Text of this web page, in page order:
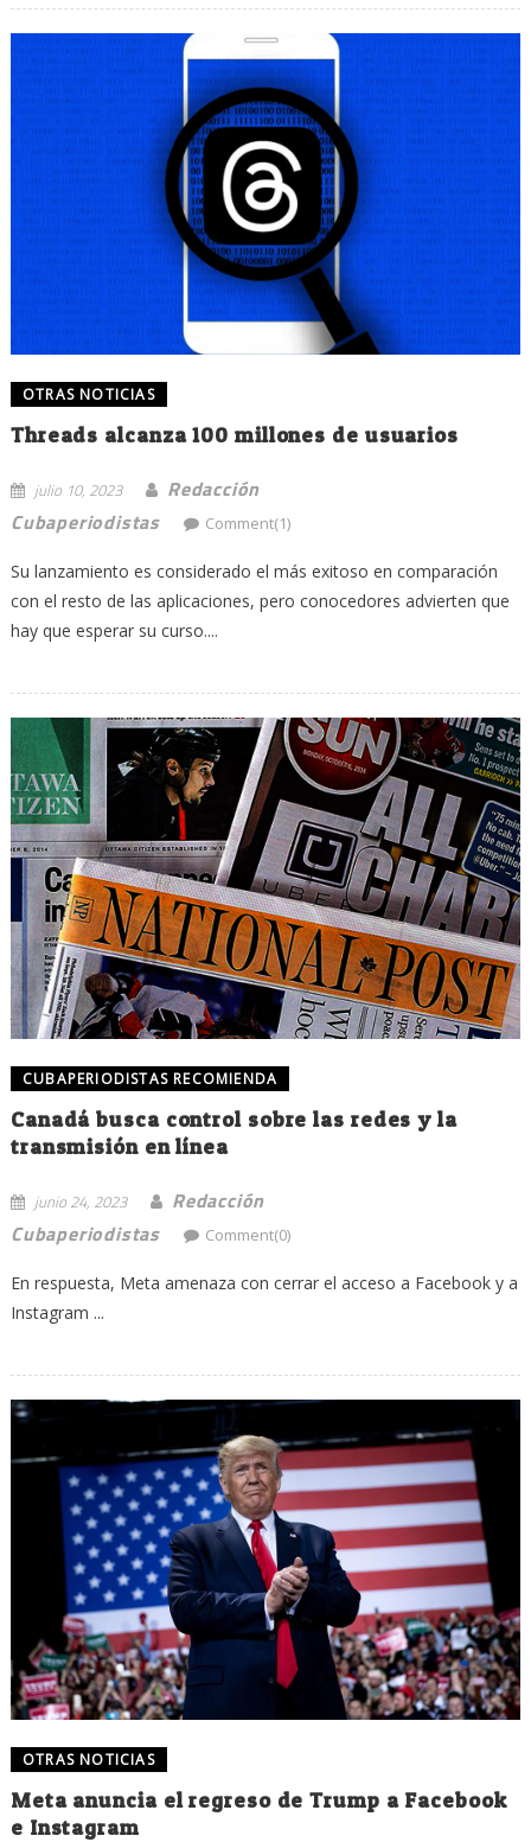
OTRAS NOTICIAS
Threads alcanza 100 millones de usuarios
julio 10, 2023
Redacción
Cubaperiodistas
Comment(1)
Su lanzamiento es considerado el más exitoso en comparación
con el resto de las aplicaciones, pero conocedores advierten que
hay que esperar su curso....
CUBAPERIODISTAS RECOMIENDA
Canadá busca control sobre las redes y la
transmisión en línea
junio 24, 2023
Redacción
Cubaperiodistas
Comment(0)
En respuesta, Meta amenaza con cerrar el acceso a Facebook y a
Instagram ...
OTRAS NOTICIAS
Meta anuncia el regreso de Trump a Facebook
e Instagram